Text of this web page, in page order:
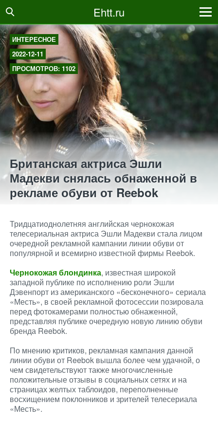
Ehtt.ru
ИНТЕРЕСНОЕ
2022-12-11
ПРОСМОТРОВ: 1102
Британская актриса Эшли
Мадекви снялась обнаженной в
рекламе обуви от Reebok
Тридцатиоднолетняя английская чернокожая
телесериальная актриса Эшли Мадекви стала лицом
очередной рекламной кампании линии обуви от
популярной и всемирно известной фирмы Reebok.
Чернокожая блондинка, известная широкой
западной публике по исполнению роли Эшли
Дэвенпорт из американского «бесконечного» сериала
«Месть», в своей рекламной фотосессии позировала
перед фотокамерами полностью обнаженной,
представляя публике очередную новую линию обуви
бренда Reebok.
По мнению критиков, рекламная кампания данной
линии обуви от Reebok вышла более чем удачной, о
чем свидетельствуют также многочисленные
положительные отзывы в социальных сетях и на
страницах желтых таблоидов, переполненные
восхищением поклонников и зрителей телесериала
«Месть».